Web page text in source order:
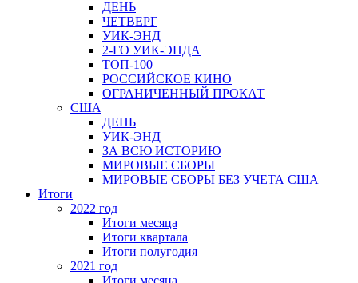
ДЕНЬ
ЧЕТВЕРГ
УИК-ЭНД
2-ГО УИК-ЭНДА
ТОП-100
РОССИЙСКОЕ КИНО
ОГРАНИЧЕННЫЙ ПРОКАТ
США
ДЕНЬ
УИК-ЭНД
ЗА ВСЮ ИСТОРИЮ
МИРОВЫЕ СБОРЫ
МИРОВЫЕ СБОРЫ БЕЗ УЧЕТА США
Итоги
2022 год
Итоги месяца
Итоги квартала
Итоги полугодия
2021 год
Итоги месяца